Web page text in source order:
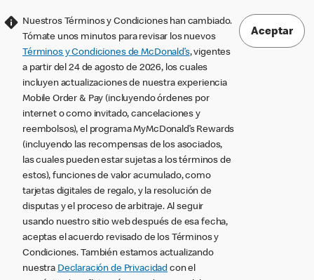
Nuestros Términos y Condiciones han cambiado.
Tómate unos minutos para revisar los nuevos
Términos y Condiciones de McDonald’s, vigentes
a partir del 24 de agosto de 2026, los cuales
incluyen actualizaciones de nuestra experiencia
Mobile Order & Pay (incluyendo órdenes por
internet o como invitado, cancelaciones y
reembolsos), el programa MyMcDonald’s Rewards
(incluyendo las recompensas de los asociados,
las cuales pueden estar sujetas a los términos de
estos), funciones de valor acumulado, como
tarjetas digitales de regalo, y la resolución de
disputas y el proceso de arbitraje. Al seguir
usando nuestro sitio web después de esa fecha,
aceptas el acuerdo revisado de los Términos y
Condiciones. También estamos actualizando
nuestra Declaración de Privacidad con el
Aceptar